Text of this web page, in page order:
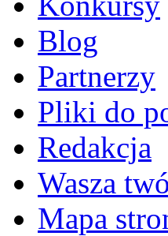
Blog
Partnerzy
Pliki do
Redakcja
Wasza
Mapa